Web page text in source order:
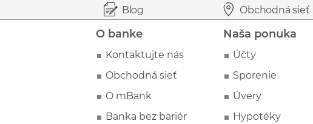
Blog Obchodná sieť
O banke
Kontaktujte nás
Obchodná sieť
O mBank
Banka bez bariér
Naša ponuka
Účty
Sporenie
Úvery
Hypotéky